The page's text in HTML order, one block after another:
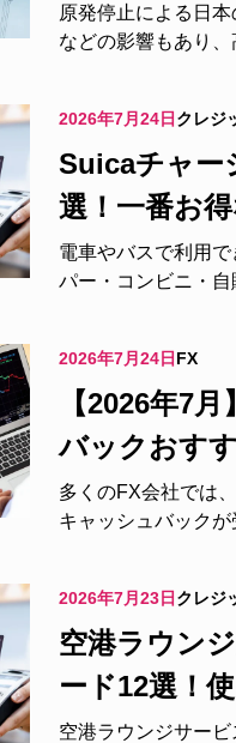
原発停止による日
などの影響もあり
2026年7月24日クレジ
Suicaチャー
選！一番お
電車やバスで利用
パー・コンビニ・
2026年7月24日FX
【2026年7
バックおす
多くのFX会社では
キャッシュバック
2026年7月23日クレジ
空港ラウン
ード12選！
空港ラウンジサー